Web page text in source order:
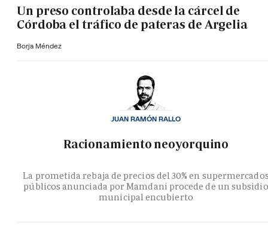
Un preso controlaba desde la cárcel de
Córdoba el tráfico de pateras de Argelia
Borja Méndez
Racionamiento neoyorquino
La prometida rebaja de precios del 30% en
públicos anunciada por Mamdani procede de un subsidio
municipal encubierto
JUAN RAMÓN RALLO